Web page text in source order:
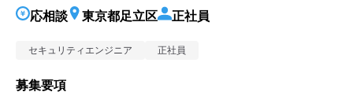
応相談 東京都足立区 正社員
セキュリティエンジニア 正社員
募集要項